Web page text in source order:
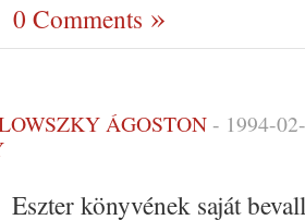
0 Comments
ÁGOSTON- 1994-
Eszter könyvének saját